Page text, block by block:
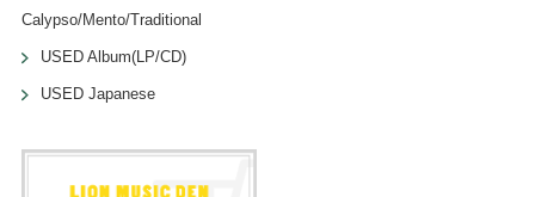
Calypso/Mento/Traditional
USED Album(LP/CD)
USED Japanese